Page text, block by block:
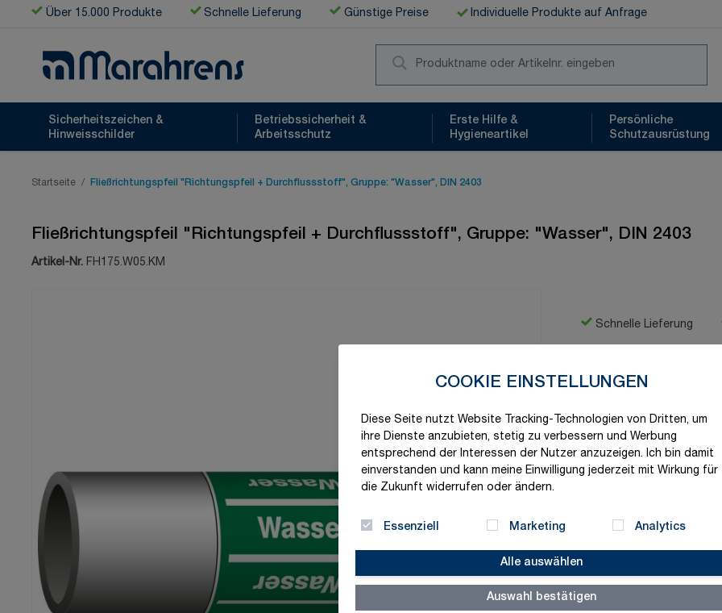
COOKIE EINSTELLUNGEN
Diese Seite nutzt Website Tracking-Technologien von Dritten, um
ihre Dienste anzubieten, stetig zu verbessern und Werbung
entsprechend der Interessen der Nutzer anzuzeigen. Ich bin damit
einverstanden und kann meine Einwilligung jederzeit mit Wirkung für
die Zukunft widerrufen oder ändern.
Essenziell Marketing Analytics
Alle auswählen
Auswahl bestätigen
Zum Inhalt springen
Über 15.000 Produkte Schnelle Lieferung Günstige Preise Individuelle Produkte auf Anfrage
Sicherheitszeichen &
Hinweisschilder
Betriebssicherheit &
Arbeitsschutz
Erste Hilfe &
Hygieneartikel
Persönliche
Schutzausrüstung
Startseite / Fließrichtungspfeil "Richtungspfeil + Durchflussstoff", Gruppe: "Wasser", DIN 2403
Fließrichtungspfeil "Richtungspfeil + Durchflussstoff", Gruppe: "Wasser", DIN 2403
Artikel-Nr. FH175.W05.KM
Schnelle Lieferung
Produktvariation wählen
Rohrdurchmesser